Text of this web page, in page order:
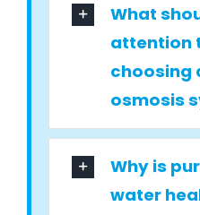
What
attention
choosing
osmosis
Why is
water